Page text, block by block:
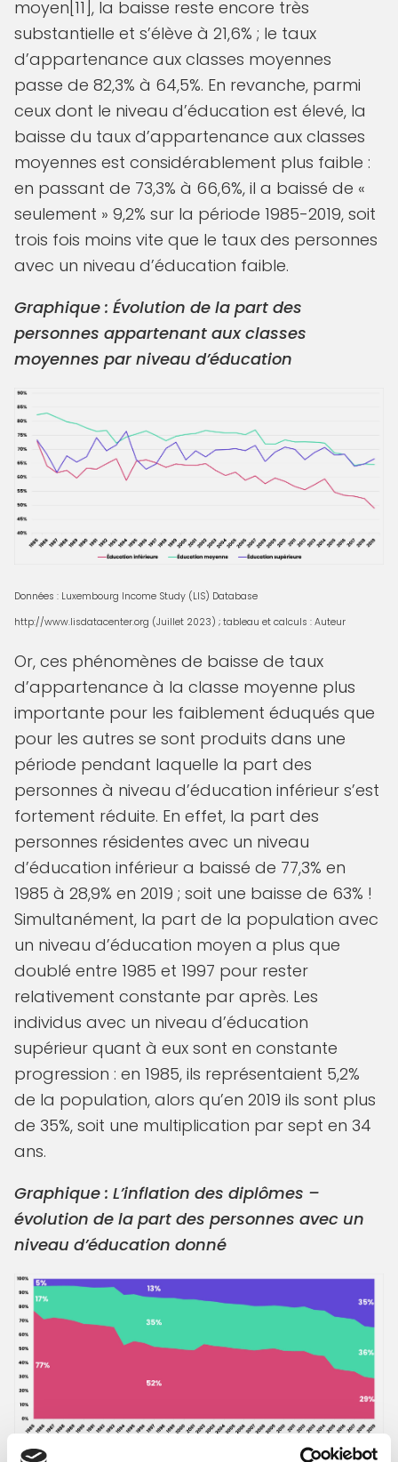
moyen[11], la baisse reste encore très
substantielle et s’élève à 21,6% ; le taux
d’appartenance aux classes moyennes
passe de 82,3% à 64,5%. En revanche, parmi
ceux dont le niveau d’éducation est élevé, la
baisse du taux d’appartenance aux classes
moyennes est considérablement plus faible :
en passant de 73,3% à 66,6%, il a baissé de «
seulement » 9,2% sur la période 1985-2019, soit
trois fois moins vite que le taux des personnes
avec un niveau d’éducation faible.
Graphique : Évolution de la part des
personnes appartenant aux classes
moyennes par niveau d’éducation
Données : Luxembourg Income Study (LIS) Database
http://www.lisdatacenter.org (Juillet 2023) ; tableau et calculs : Auteur
Or, ces phénomènes de baisse de taux
d’appartenance à la classe moyenne plus
importante pour les faiblement éduqués que
pour les autres se sont produits dans une
période pendant laquelle la part des
personnes à niveau d’éducation inférieur s’est
fortement réduite. En effet, la part des
personnes résidentes avec un niveau
d’éducation inférieur a baissé de 77,3% en
1985 à 28,9% en 2019 ; soit une baisse de 63% !
Simultanément, la part de la population avec
un niveau d’éducation moyen a plus que
doublé entre 1985 et 1997 pour rester
relativement constante par après. Les
individus avec un niveau d’éducation
supérieur quant à eux sont en constante
progression : en 1985, ils représentaient 5,2%
de la population, alors qu’en 2019 ils sont plus
de 35%, soit une multiplication par sept en 34
ans.
Graphique : L’inflation des diplômes –
évolution de la part des personnes avec un
niveau d’éducation donné